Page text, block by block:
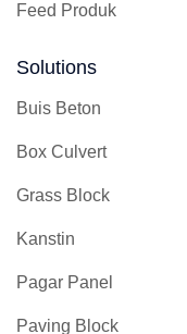
Feed Produk
Solutions
Buis Beton
Box Culvert
Grass Block
Kanstin
Pagar Panel
Paving Block